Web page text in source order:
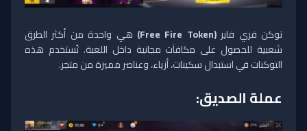
توكن فري فاير(Free Fire Token)
هي واحدة من أكثر الطرق
شعبية للحصول على مكافآت مجانية داخل اللعبة. تُستخدم هذه
التوكنات في استبدال سكينات، أزياء، وعناصر مميزة من متجر.
عملة الصديق: